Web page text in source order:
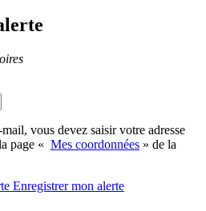
vous devez saisir votre adresse
page « Mes coordonnées » de la
Enregistrermon alerte